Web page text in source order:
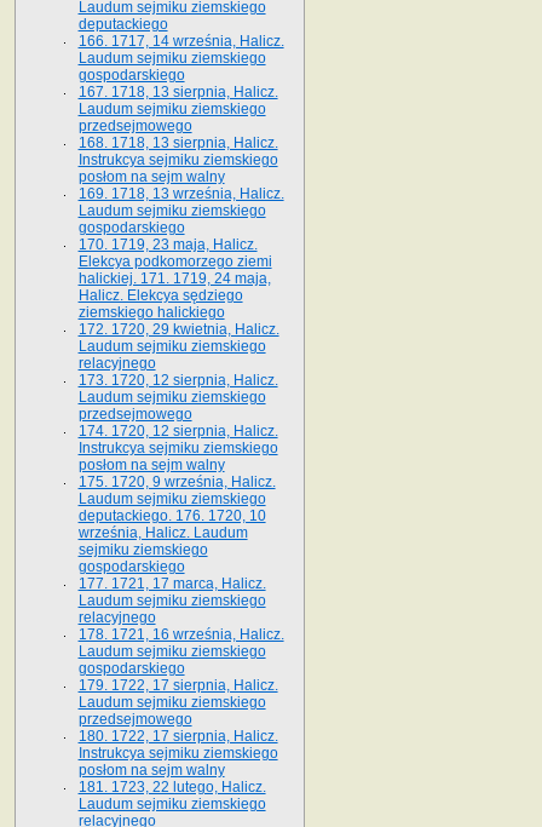
Laudum sejmiku ziemskiego
deputackiego
166. 1717, 14 września, Halicz.
Laudum sejmiku ziemskiego
gospodarskiego
167. 1718, 13 sierpnia, Halicz.
Laudum sejmiku ziemskiego
przedsejmowego
168. 1718, 13 sierpnia, Halicz.
Instrukcya sejmiku ziemskiego
posłom na sejm walny
169. 1718, 13 września, Halicz.
Laudum sejmiku ziemskiego
gospodarskiego
170. 1719, 23 maja, Halicz.
Elekcya podkomorzego ziemi
halickiej. 171. 1719, 24 maja,
Halicz. Elekcya sędziego
ziemskiego halickiego
172. 1720, 29 kwietnia, Halicz.
Laudum sejmiku ziemskiego
relacyjnego
173. 1720, 12 sierpnia, Halicz.
Laudum sejmiku ziemskiego
przedsejmowego
174. 1720, 12 sierpnia, Halicz.
Instrukcya sejmiku ziemskiego
posłom na sejm walny
175. 1720, 9 września, Halicz.
Laudum sejmiku ziemskiego
deputackiego. 176. 1720, 10
września, Halicz. Laudum
sejmiku ziemskiego
gospodarskiego
177. 1721, 17 marca, Halicz.
Laudum sejmiku ziemskiego
relacyjnego
178. 1721, 16 września, Halicz.
Laudum sejmiku ziemskiego
gospodarskiego
179. 1722, 17 sierpnia, Halicz.
Laudum sejmiku ziemskiego
przedsejmowego
180. 1722, 17 sierpnia, Halicz.
Instrukcya sejmiku ziemskiego
posłom na sejm walny
181. 1723, 22 lutego, Halicz.
Laudum sejmiku ziemskiego
relacyjnego